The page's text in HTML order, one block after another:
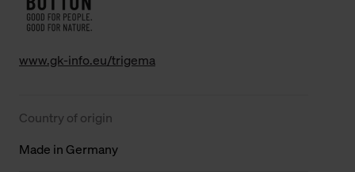
www.gk-info.eu/trigema
Country of origin
Made in Germany